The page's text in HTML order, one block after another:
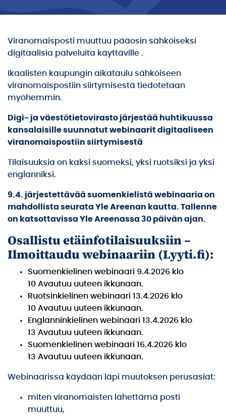
Viranomaisposti muuttuu pääosin sähköiseksi
digitaalisia palveluita käyttäville .
Ikaalisten kaupungin aikataulu sähköiseen
viranomaispostiin siirtymisestä tiedotetaan
myöhemmin.
Digi- ja väestötietovirasto järjestää huhtikuussa
kansalaisille suunnatut webinaarit digitaaliseen
viranomaispostiin siirtymisestä
Tilaisuuksia on kaksi suomeksi, yksi ruotsiksi ja yksi
englanniksi.
9.4. järjestettävää suomenkielistä webinaaria on
mahdollista seurata Yle Areenan kautta. Tallenne
on katsottavissa Yle Areenassa 30 päivän ajan.
Osallistu etäinfotilaisuuksiin –
Ilmoittaudu webinaariin (Lyyti.fi):
Suomenkielinen webinaari 9.4.2026 klo
10 Avautuu uuteen ikkunaan.
Ruotsinkielinen webinaari 13.4.2026 klo
10 Avautuu uuteen ikkunaan.
Englanninkielinen webinaari 13.4.2026 klo
13 Avautuu uuteen ikkunaan.
Suomenkielinen webinaari 16.4.2026 klo
13 Avautuu uuteen ikkunaan.
Webinaarissa käydään läpi muutoksen perusasiat:
miten viranomaisten lähettämä posti
muuttuu,